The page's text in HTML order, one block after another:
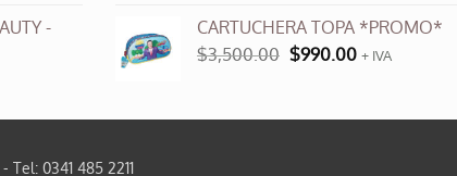
-
original
era:
actual
es:
CARTUCHERA TOPA *PROMO*
$3,500.00 El
era:
$990.00El
es:
+ IVA
Tel: 0341 485 2211